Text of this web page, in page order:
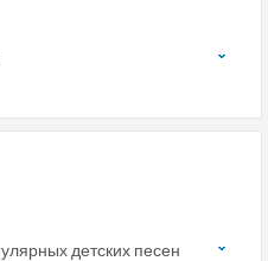
детских песен